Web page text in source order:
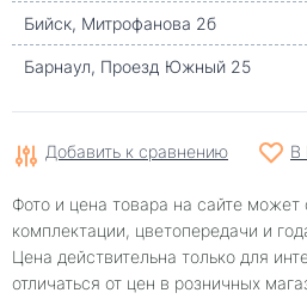
Бийск, Митрофанова 2б
Барнаул, Проезд Южный 25
Добавить к сравнению В
Фото и цена товара на сайте может
комплектации, цветопередачи и
Цена действительна только для
отличаться от цен в розничных